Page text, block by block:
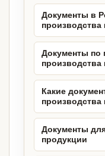
Документы в
производства
Документы по
производства
Какие
производства
Документы
продукции